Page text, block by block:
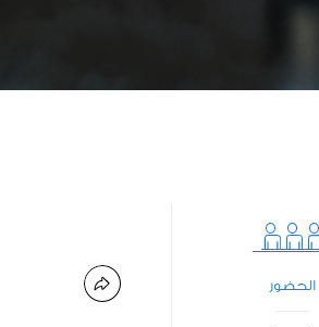
الحضور